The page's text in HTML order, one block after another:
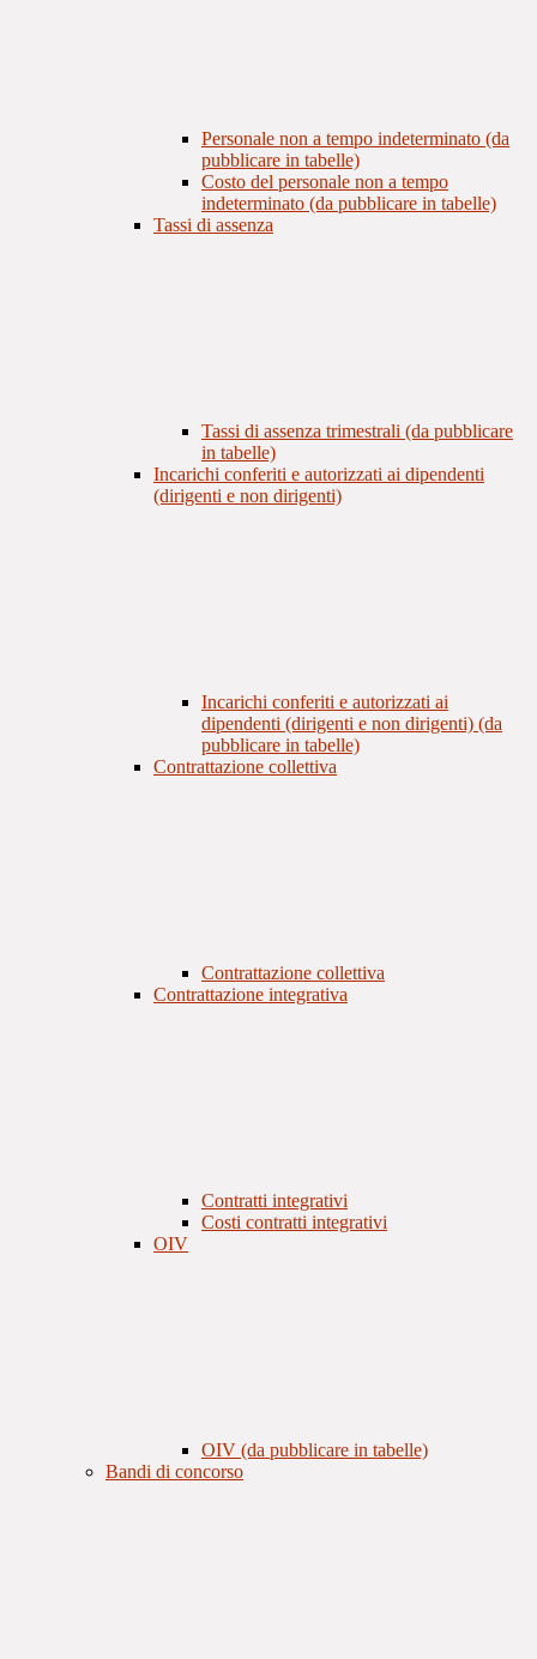
Personale non a tempo indeterminato (da
pubblicare in tabelle)
Costo del personale non a tempo
indeterminato (da pubblicare in tabelle)
Tassi di assenza
Tassi di assenza trimestrali (da pubblicare
in tabelle)
Incarichi conferiti e autorizzati ai dipendenti
(dirigenti e non dirigenti)
Incarichi conferiti e autorizzati ai
dipendenti (dirigenti e non dirigenti) (da
pubblicare in tabelle)
Contrattazione collettiva
Contrattazione collettiva
Contrattazione integrativa
Contratti integrativi
Costi contratti integrativi
OIV
OIV (da pubblicare in tabelle)
Bandi di concorso